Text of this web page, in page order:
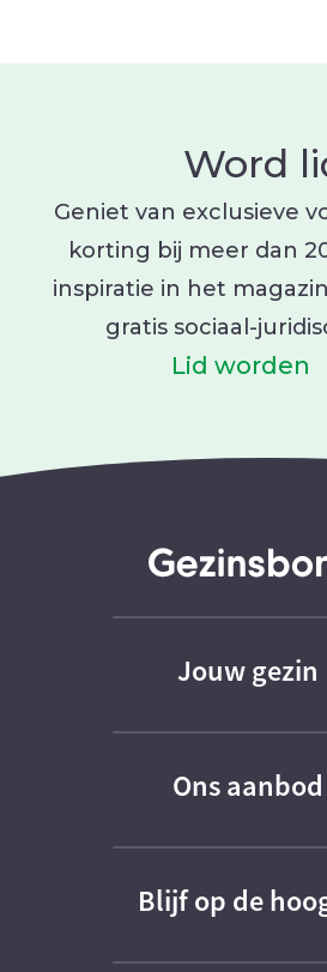
Word
Geniet van exclusieve
korting bij meer dan
inspiratie in het
gratis sociaal-
Lid worden
Jouw gezin
Baby
Peuter
Ons aanbod
Kortingen
Blijf op de